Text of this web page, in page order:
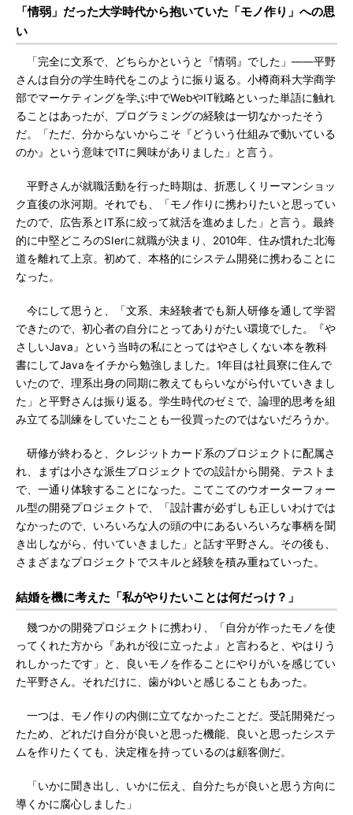
「情弱」だった大学時代から抱いていた「モノ作り」への思
い
「完全に文系で、どちらかというと『情弱』でした」――平野
さんは自分の学生時代をこのように振り返る。小樽商科大学商学
部でマーケティングを学ぶ中でWebやIT戦略といった単語に触れ
ることはあったが、プログラミングの経験は一切なかったそう
だ。「ただ、分からないからこそ『どういう仕組みで動いている
のか』という意味でITに興味がありました」と言う。
平野さんが就職活動を行った時期は、折悪しくリーマンショッ
ク直後の氷河期。それでも、「モノ作りに携わりたいと思ってい
たので、広告系とIT系に絞って就活を進めました」と言う。最終
的に中堅どころのSIerに就職が決まり、2010年、住み慣れた北海
道を離れて上京。初めて、本格的にシステム開発に携わることに
なった。
今にして思うと、「文系、未経験者でも新人研修を通して学習
できたので、初心者の自分にとってありがたい環境でした。『や
さしいJava』という当時の私にとってはやさしくない本を教科
書にしてJavaをイチから勉強しました。1年目は社員寮に住んで
いたので、理系出身の同期に教えてもらいながら付いていきまし
た」と平野さんは振り返る。学生時代のゼミで、論理的思考を組
み立てる訓練をしていたことも一役買ったのではないだろうか。
研修が終わると、クレジットカード系のプロジェクトに配属さ
れ、まずは小さな派生プロジェクトでの設計から開発、テストま
で、一通り体験することになった。こてこてのウオーターフォー
ル型の開発プロジェクトで、「設計書が必ずしも正しいわけでは
なかったので、いろいろな人の頭の中にあるいろいろな事柄を聞
き出しながら、付いていきました」と話す平野さん。その後も、
さまざまなプロジェクトでスキルと経験を積み重ねていった。
結婚を機に考えた「私がやりたいことは何だっけ？」
幾つかの開発プロジェクトに携わり、「自分が作ったモノを使
ってくれた方から『あれが役に立ったよ』と言わると、やはりう
れしかったです」と、良いモノを作ることにやりがいを感じてい
た平野さん。それだけに、歯がゆいと感じることもあった。
一つは、モノ作りの内側に立てなかったことだ。受託開発だっ
たため、どれだけ自分が良いと思った機能、良いと思ったシステ
ムを作りたくても、決定権を持っているのは顧客側だ。
「いかに聞き出し、いかに伝え、自分たちが良いと思う方向に
導くかに腐心しました」